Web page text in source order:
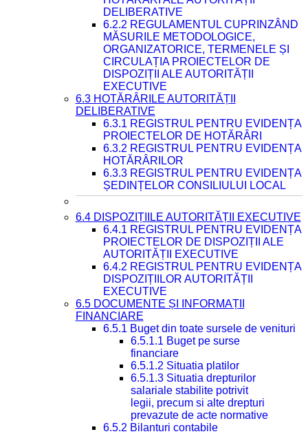
DELIBERATIVE
6.2.2 REGULAMENTUL CUPRINZÂND
MĂSURILE METODOLOGICE,
ORGANIZATORICE, TERMENELE ȘI
CIRCULAȚIA PROIECTELOR DE
DISPOZIȚII ALE AUTORITĂȚII
EXECUTIVE
6.3 HOTĂRÂRILE AUTORITĂȚII
DELIBERATIVE
6.3.1 REGISTRUL PENTRU EVIDENȚA
PROIECTELOR DE HOTĂRÂRI
6.3.2 REGISTRUL PENTRU EVIDENȚA
HOTĂRÂRILOR
6.3.3 REGISTRUL PENTRU EVIDENȚA
ȘEDINȚELOR CONSILIULUI LOCAL
6.4 DISPOZIȚIILE AUTORITĂȚII EXECUTIVE
6.4.1 REGISTRUL PENTRU EVIDENȚA
PROIECTELOR DE DISPOZIȚII ALE
AUTORITĂȚII EXECUTIVE
6.4.2 REGISTRUL PENTRU EVIDENȚA
DISPOZIȚIILOR AUTORITĂȚII
EXECUTIVE
6.5 DOCUMENTE ȘI INFORMAȚII
FINANCIARE
6.5.1 Buget din toate sursele de venituri
6.5.1.1 Buget pe surse
financiare
6.5.1.2 Situatia platilor
6.5.1.3 Situatia drepturilor
salariale stabilite potrivit
legii, precum si alte drepturi
prevazute de acte normative
6.5.2 Bilanturi contabile